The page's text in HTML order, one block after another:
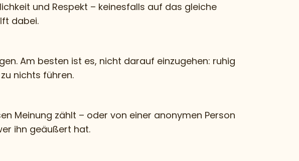
und Respekt – keinesfalls auf das gleiche
dabei.
Am besten ist es, nicht darauf einzugehen: ruhig
nichts führen.
Meinung zählt – oder von einer anonymen Person
ihn geäußert hat.